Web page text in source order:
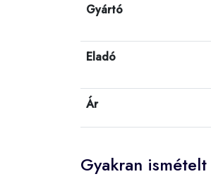
Gyártó
Eladó
Ár
Gyakran